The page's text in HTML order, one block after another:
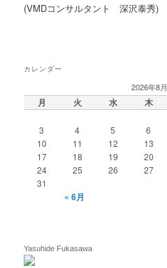
(VMDコンサルタント 深沢泰秀)
カレンダー
2026年8月
月 火 水 木
3
4 5 6
10
11 12 13
17
18 19 20
24
25 26 27
31
« 6月
Yasuhide Fukasawa